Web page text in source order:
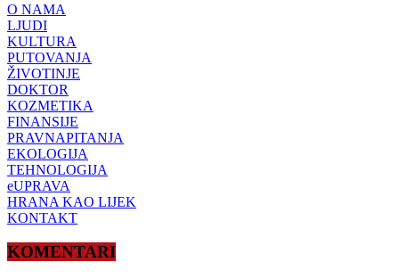
O NAMA
LJUDI
KULTURA
PUTOVANJA
ŽIVOTINJE
DOKTOR
KOZMETIKA
FINANSIJE
PRAVNAPITANJA
EKOLOGIJA
TEHNOLOGIJA
eUPRAVA
HRANA KAO LIJEK
KONTAKT
KOMENTARI